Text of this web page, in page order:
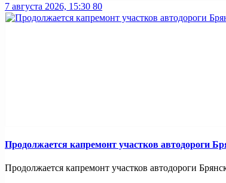
7 августа 2026, 15:30 80
Продолжается капремонт участков автодороги
Продолжается капремонт участков автодороги